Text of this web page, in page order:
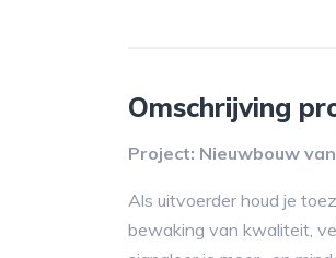
Omschrijving
Project: Nieuwbouw
Als uitvoerder houd je
bewaking van kwaliteit,